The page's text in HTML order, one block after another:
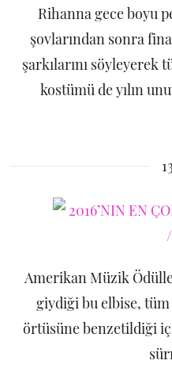
Rihanna gece boyu
şovlarından sonra
şarkılarını söyleyerek
kostümü de yılın
Amerikan Müzik
giydiği bu elbise,
örtüsüne benzetildiği